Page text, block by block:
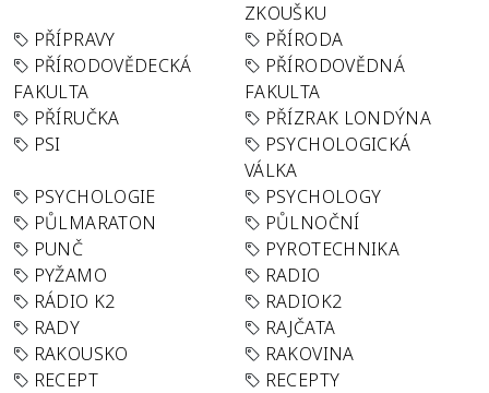
ZKOUŠKU
PŘÍPRAVY
PŘÍRODA
PŘÍRODOVĚDECKÁ
FAKULTA
PŘÍRODOVĚDNÁ
FAKULTA
PŘÍRUČKA
PŘÍZRAK LONDÝNA
PSI
PSYCHOLOGICKÁ
VÁLKA
PSYCHOLOGIE
PSYCHOLOGY
PŮLMARATON
PŮLNOČNÍ
PUNČ
PYROTECHNIKA
PYŽAMO
RADIO
RÁDIO K2
RADIOK2
RADY
RAJČATA
RAKOUSKO
RAKOVINA
RECEPT
RECEPTY